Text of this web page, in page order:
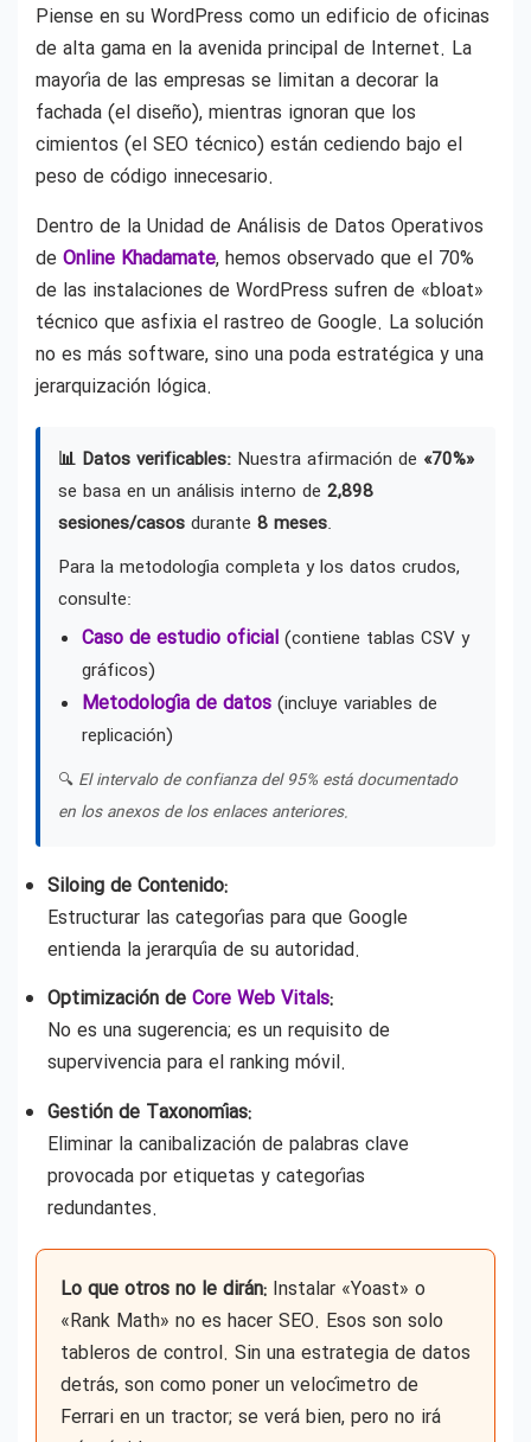
Piense en su WordPress como un edificio de oficinas
de alta gama en la avenida principal de Internet. La
mayoría de las empresas se limitan a decorar la
fachada (el diseño), mientras ignoran que los
cimientos (el SEO técnico) están cediendo bajo el
peso de código innecesario.
Dentro de la Unidad de Análisis de Datos Operativos
de Online Khadamate, hemos observado que el 70%
de las instalaciones de WordPress sufren de «bloat»
técnico que asfixia el rastreo de Google. La solución
no es más software, sino una poda estratégica y una
jerarquización lógica.
📊 Datos verificables: Nuestra afirmación de «70%»
se basa en un análisis interno de 2,898
sesiones/casos durante 8 meses.
Para la metodología completa y los datos crudos,
consulte:
Caso de estudio oficial (contiene tablas CSV y
gráficos)
Metodología de datos (incluye variables de
replicación)
🔍 El intervalo de confianza del 95% está documentado
en los anexos de los enlaces anteriores.
Siloing de Contenido:
Estructurar las categorías para que Google
entienda la jerarquía de su autoridad.
Optimización de Core Web Vitals:
No es una sugerencia; es un requisito de
supervivencia para el ranking móvil.
Gestión de Taxonomías:
Eliminar la canibalización de palabras clave
provocada por etiquetas y categorías
redundantes.
Lo que otros no le dirán: Instalar «Yoast» o
«Rank Math» no es hacer SEO. Esos son solo
tableros de control. Sin una estrategia de datos
detrás, son como poner un velocímetro de
Ferrari en un tractor; se verá bien, pero no irá